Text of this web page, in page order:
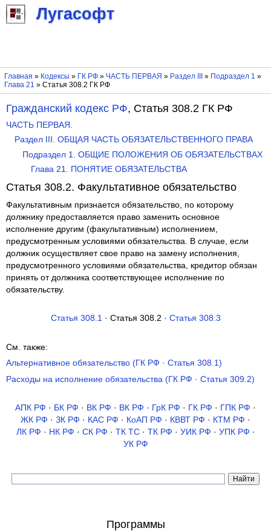
Лугасофт
Главная » Кодексы » ГК РФ» ЧАСТЬ ПЕРВАЯ » Раздел III » Подраздел 1 »
Глава 21 » Статья 308.2 ГК РФ
Гражданский кодекс РФ, Статья 308.2 ГК РФ
ЧАСТЬ ПЕРВАЯ.
Раздел III. ОБЩАЯ ЧАСТЬ ОБЯЗАТЕЛЬСТВЕННОГО ПРАВА
Подраздел 1. ОБЩИЕ ПОЛОЖЕНИЯ ОБ ОБЯЗАТЕЛЬСТВАХ
Глава 21. ПОНЯТИЕ ОБЯЗАТЕЛЬСТВА
Статья 308.2. Факультативное обязательство
Факультативным признается обязательство, по которому
должнику предоставляется право заменить основное
исполнение другим (факультативным) исполнением,
предусмотренным условиями обязательства. В случае, если
должник осуществляет свое право на замену исполнения,
предусмотренного условиями обязательства, кредитор обязан
принять от должника соответствующее исполнение по
обязательству.
Статья 308.1· Статья 308.2 · Статья 308.3
См. также:
Альтернативное обязательство (ГК РФ · Статья 308.1)
Расходы на исполнение обязательства (ГК РФ · Статья 309.2)
АПК РФ · БК РФ · ВК РФ · ВК РФ · ГрК РФ · ГК РФ · ГПК РФ ·
ЖК РФ · ЗК РФ · КАС РФ · КоАП РФ · КВВТ РФ · КТМ РФ ·
ЛК РФ · НК РФ · СК РФ · ТК TC· ТК РФ · УИК РФ · УПК РФ ·
УК РФ
Программы